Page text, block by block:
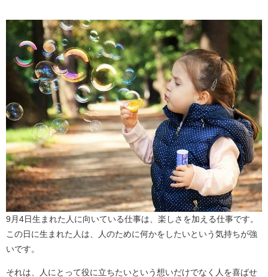
9月4日生まれた人に向いている仕事は、楽しさを加える仕事です。
この日に生まれた人は、人のために何かをしたいという気持ちが強
いです。
それは、人にとって役に立ちたいという想いだけでなく人を喜ばせ